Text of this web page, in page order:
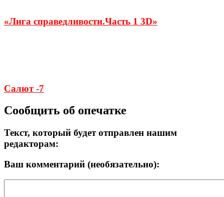
«Лига справедливости.Часть 1 3D»
Салют -7
Сообщить об опечатке
Текст, который будет отправлен нашим
редакторам:
Ваш комментарий (необязательно):